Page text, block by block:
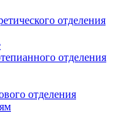
отделения
отделения
отделения